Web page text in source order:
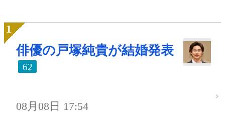
俳優の戸塚純貴が結婚発表
62
08月08日 17:54